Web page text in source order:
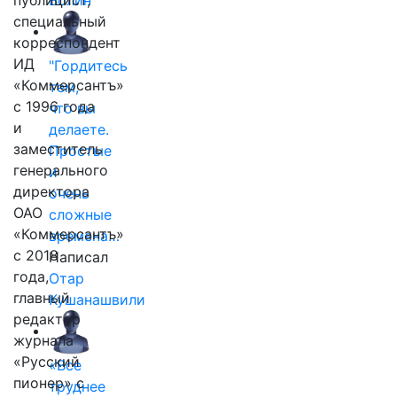
"Гордитесь
тем,
что вы
делаете.
Простые
и
очень
сложные
времена…
Написал
Отар
Кушанашвили
«Все
труднее
специальный
корреспондент
ИД
«Коммерсантъ»
с 1996 года
и
заместитель
генерального
директора
ОАО
«Коммерсантъ»
с 2018
года,
главный
редактор
журнала
«Русский
пионер» с